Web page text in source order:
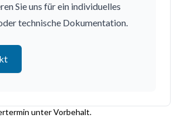
Sie uns für ein individuelles
technische Dokumentation.
unter Vorbehalt.